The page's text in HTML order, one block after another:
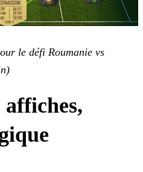
le défi Roumanie vs
affiches,